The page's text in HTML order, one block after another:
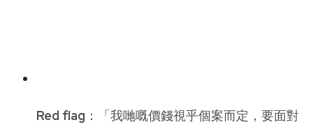
Red flag ：「我哋嘅價錢視乎個案而定，要面對